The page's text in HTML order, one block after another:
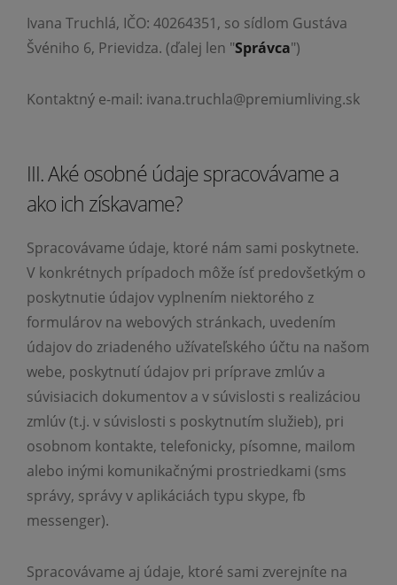
Ivana Truchlá, IČO: 40264351, so sídlom Gustáva
Švéniho 6, Prievidza. (ďalej len "Správca")
Kontaktný e-mail: ivana.truchla@premiumliving.sk
III. Aké osobné údaje spracovávame a
ako ich získavame?
Spracovávame údaje, ktoré nám sami poskytnete.
V konkrétnych prípadoch môže ísť predovšetkým o
poskytnutie údajov vyplnením niektorého z
formulárov na webových stránkach, uvedením
údajov do zriadeného užívateľského účtu na našom
webe, poskytnutí údajov pri príprave zmlúv a
súvisiacich dokumentov a v súvislosti s realizáciou
zmlúv (t.j. v súvislosti s poskytnutím služieb), pri
osobnom kontakte, telefonicky, písomne, mailom
alebo inými komunikačnými prostriedkami (sms
správy, správy v aplikáciách typu skype, fb
messenger).
Spracovávame aj údaje, ktoré sami zverejníte na